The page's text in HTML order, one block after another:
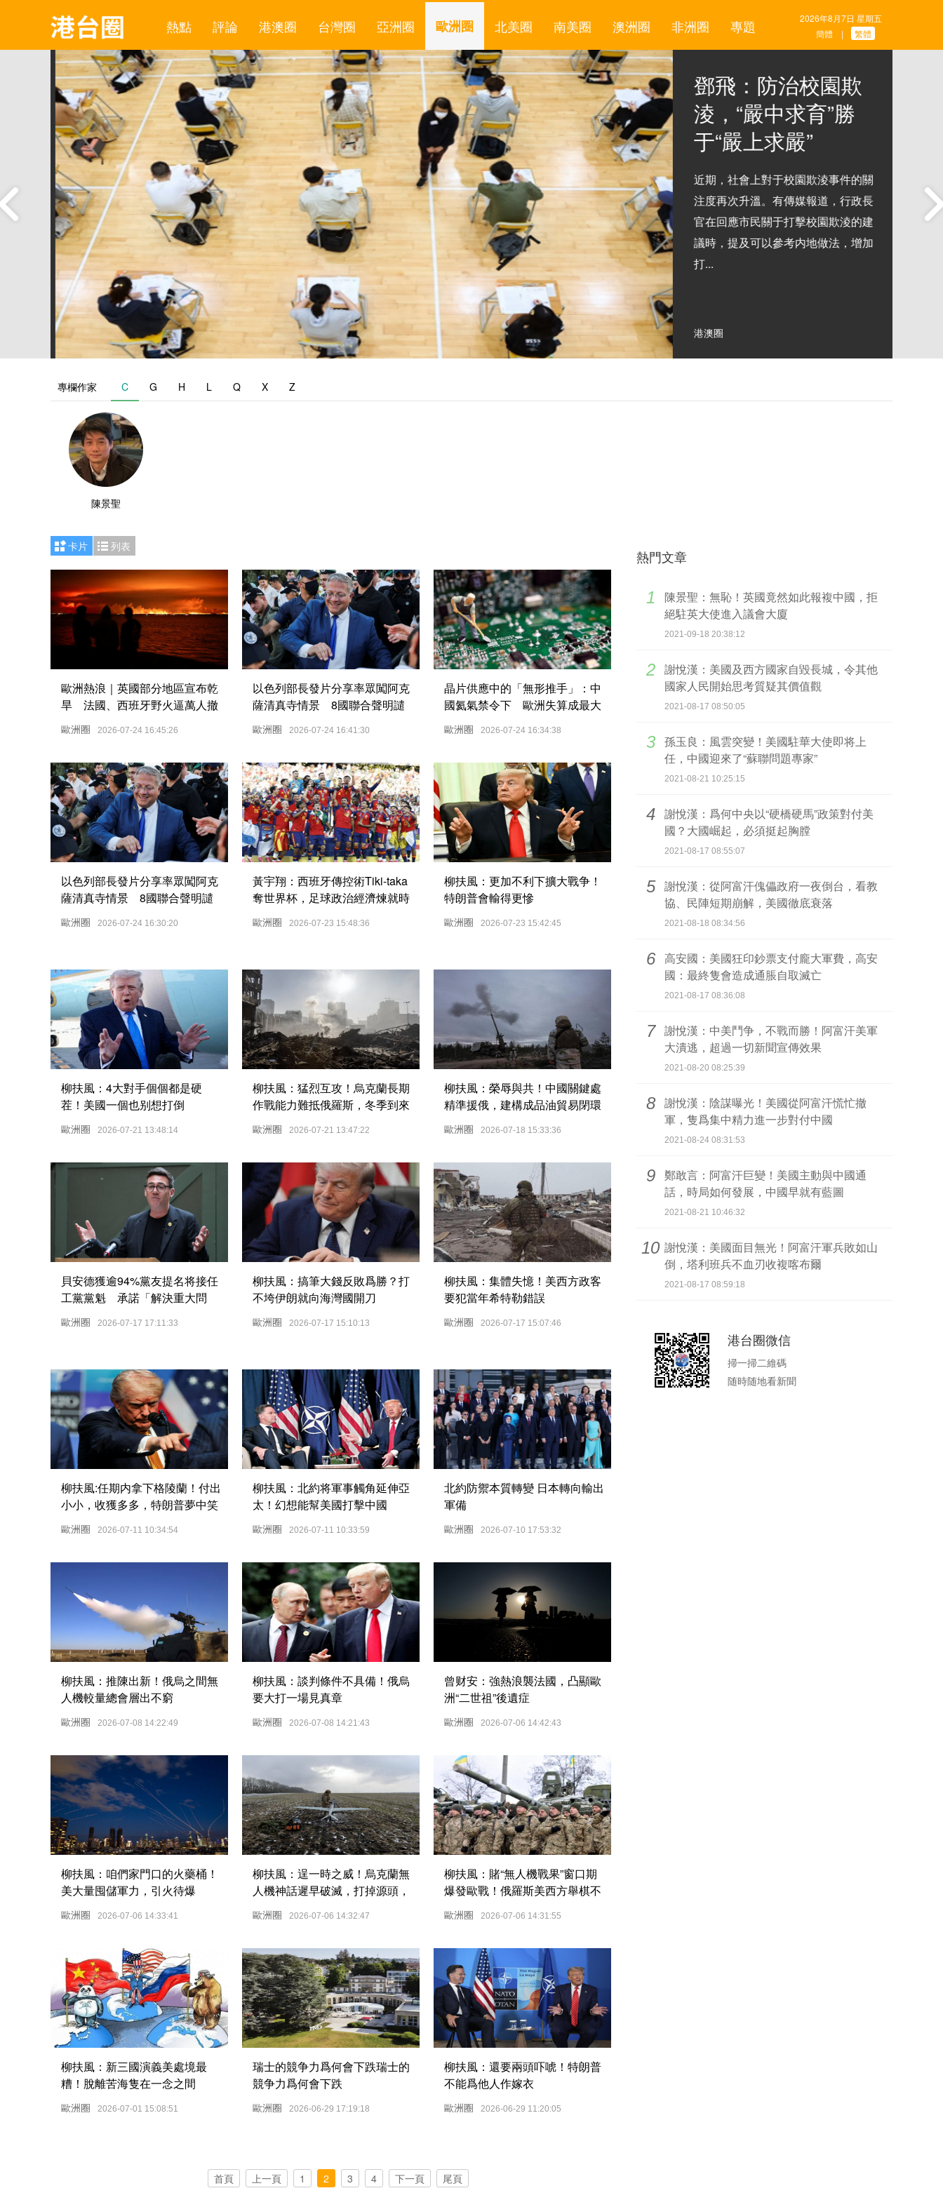
2026年8月7日 星期五
簡體
繁體
熱點 評論 港澳圈 台灣圈 亞洲圈 歐洲圈 北美圈 南美圈 澳洲圈 非洲圈 專題
是
。
鄧飛：防治校園欺
淩，“嚴中求育”勝
于“嚴上求嚴”
近期，社會上對于校園欺淩事件的關
注度再次升溫。有傳媒報道，行政長
官在回應市民關于打擊校園欺淩的建
議時，提及可以參考内地做法，增加
打...
港澳圈
專欄作家 C G H L Q X Z
陳景聖
卡片 列表
歐洲熱浪｜英國部分地區宣布乾
旱 法國、西班牙野火逼萬人撤
離
歐洲圈 2026-07-24 16:45:26
以色列部長發片分享率眾闖阿克
薩清真寺情景 8國聯合聲明譴
責
歐洲圈 2026-07-24 16:41:30
晶片供應中的「無形推手」：中
國氦氣禁令下 歐洲失算成最大
苦主
歐洲圈 2026-07-24 16:34:38
以色列部長發片分享率眾闖阿克
薩清真寺情景 8國聯合聲明譴
責
歐洲圈 2026-07-24 16:30:20
黃宇翔：西班牙傳控術Tiki-taka
奪世界杯，足球政治經濟煉就時
代霸權
歐洲圈 2026-07-23 15:48:36
柳扶風：更加不利下擴大戰争！
特朗普會輸得更慘
歐洲圈 2026-07-23 15:42:45
柳扶風：4大對手個個都是硬
茬！美國一個也别想打倒
歐洲圈 2026-07-21 13:48:14
柳扶風：猛烈互攻！烏克蘭長期
作戰能力難抵俄羅斯，冬季到來
垮得更快
歐洲圈 2026-07-21 13:47:22
柳扶風：榮辱與共！中國關鍵處
精準援俄，建構成品油貿易閉環
歐洲圈 2026-07-18 15:33:36
貝安德獲逾94%黨友提名将接任
工黨黨魁 承諾「解決重大問
題」
歐洲圈 2026-07-17 17:11:33
柳扶風：搞筆大錢反敗爲勝？打
不垮伊朗就向海灣國開刀
歐洲圈 2026-07-17 15:10:13
柳扶風：集體失憶！美西方政客
要犯當年希特勒錯誤
歐洲圈 2026-07-17 15:07:46
柳扶風:任期内拿下格陵蘭！付出
小小，收獲多多，特朗普夢中笑
醒
歐洲圈 2026-07-11 10:34:54
柳扶風：北約将軍事觸角延伸亞
太！幻想能幫美國打擊中國
歐洲圈 2026-07-11 10:33:59
北約防禦本質轉變 日本轉向輸出
軍備
歐洲圈 2026-07-10 17:53:32
柳扶風：推陳出新！俄烏之間無
人機較量總會層出不窮
歐洲圈 2026-07-08 14:22:49
柳扶風：談判條件不具備！俄烏
要大打一場見真章
歐洲圈 2026-07-08 14:21:43
曾财安：強熱浪襲法國，凸顯歐
洲“二世祖”後遺症
歐洲圈 2026-07-06 14:42:43
柳扶風：咱們家門口的火藥桶！
美大量囤儲軍力，引火待爆
歐洲圈 2026-07-06 14:33:41
柳扶風：逞一時之威！烏克蘭無
人機神話遲早破滅，打掉源頭，
廢其武功
歐洲圈 2026-07-06 14:32:47
柳扶風：賭“無人機戰果”窗口期
爆發歐戰！俄羅斯美西方舉棋不
定
歐洲圈 2026-07-06 14:31:55
柳扶風：新三國演義美處境最
糟！脫離苦海隻在一念之間
歐洲圈 2026-07-01 15:08:51
瑞士的競争力爲何會下跌瑞士的
競争力爲何會下跌
歐洲圈 2026-06-29 17:19:18
柳扶風：還要兩頭吓唬！特朗普
不能爲他人作嫁衣
歐洲圈 2026-06-29 11:20:05
首頁 上一頁 1 2 3 4 下一頁 尾頁
熱門文章
陳景聖：無恥！英國竟然如此報複中國，拒
絕駐英大使進入議會大廈
2021-09-18 20:38:12
1
​謝悅漢：美國及西方國家自毀長城，令其他
國家人民開始思考質疑其價值觀
2021-08-17 08:50:05
2
孫玉良：風雲突變！美國駐華大使即将上
任，中國迎來了“蘇聯問題專家”
2021-08-21 10:25:15
3
謝悅漢：爲何中央以“硬橋硬馬”政策對付美
國？大國崛起，必須挺起胸膛
2021-08-17 08:55:07
4
謝悅漢：從阿富汗傀儡政府一夜倒台，看教
協、民陣短期崩解，美國徹底衰落
2021-08-18 08:34:56
5
高安國：美國狂印鈔票支付龐大軍費，高安
國：最終隻會造成通脹自取滅亡
2021-08-17 08:36:08
6
謝悅漢：中美鬥争，不戰而勝！阿富汗美軍
大潰逃，超過一切新聞宣傳效果
2021-08-20 08:25:39
7
謝悅漢：陰謀曝光！美國從阿富汗慌忙撤
軍，隻爲集中精力進一步對付中國
2021-08-24 08:31:53
8
鄭敢言：阿富汗巨變！美國主動與中國通
話，時局如何發展，中國早就有藍圖
2021-08-21 10:46:32
9
謝悅漢：美國面目無光！阿富汗軍兵敗如山
倒，塔利班兵不血刃收複喀布爾
2021-08-17 08:59:18
10
港台圈微信
掃一掃二維碼
随時随地看新聞